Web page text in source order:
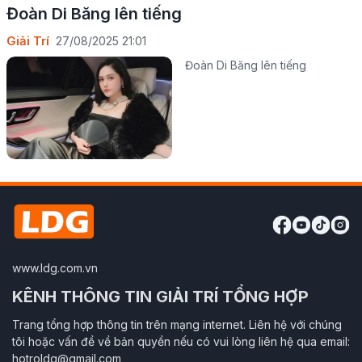
Đoàn Di Băng lên tiếng
Giải Trí 27/08/2025 21:01
Đoàn Di Băng lên tiếng
www.ldg.com.vn
KÊNH THÔNG TIN GIẢI TRÍ TỔNG HỢP
Trang tổng hợp thông tin trên mạng internet. Liên hệ với chúng
tôi hoặc vấn đề về bản quyền nếu có vui lòng liên hệ qua email:
hotroldg@gmail.com